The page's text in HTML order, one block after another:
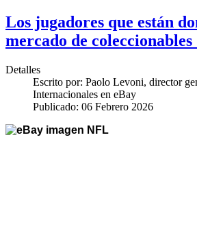
Los jugadores que están
mercado de
Detalles
Escrito por: Paolo Levoni, director
Internacionales en eBay
Publicado: 06 Febrero 2026